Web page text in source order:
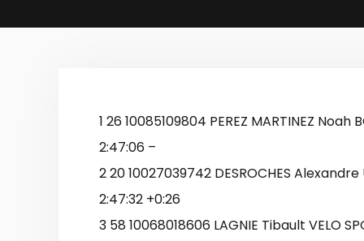
1 26 10085109804 PEREZ MARTINEZ Noah
2:47:06 –
2 20 10027039742 DESROCHES Alexandre
2:47:32 +0:26
3 58 10068018606 LAGNIE Tibault VELO